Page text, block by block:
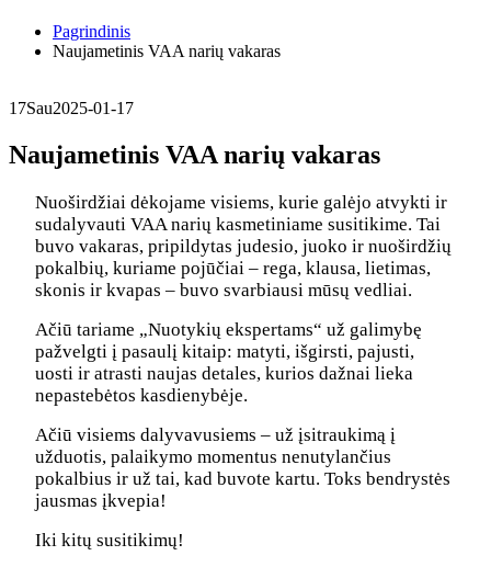
Pagrindinis
Naujametinis VAA narių vakaras
17Sau2025-01-17
Naujametinis VAA narių vakaras
Nuoširdžiai dėkojame visiems, kurie galėjo atvykti ir
sudalyvauti VAA narių kasmetiniame susitikime. Tai
buvo vakaras, pripildytas judesio, juoko ir nuoširdžių
pokalbių, kuriame pojūčiai – rega, klausa, lietimas,
skonis ir kvapas – buvo svarbiausi mūsų vedliai.
Ačiū tariame „Nuotykių ekspertams“ už galimybę
pažvelgti į pasaulį kitaip: matyti, išgirsti, pajusti,
uosti ir atrasti naujas detales, kurios dažnai lieka
nepastebėtos kasdienybėje.
Ačiū visiems dalyvavusiems – už įsitraukimą į
užduotis, palaikymo momentus nenutylančius
pokalbius ir už tai, kad buvote kartu. Toks bendrystės
jausmas įkvepia!
Iki kitų susitikimų!